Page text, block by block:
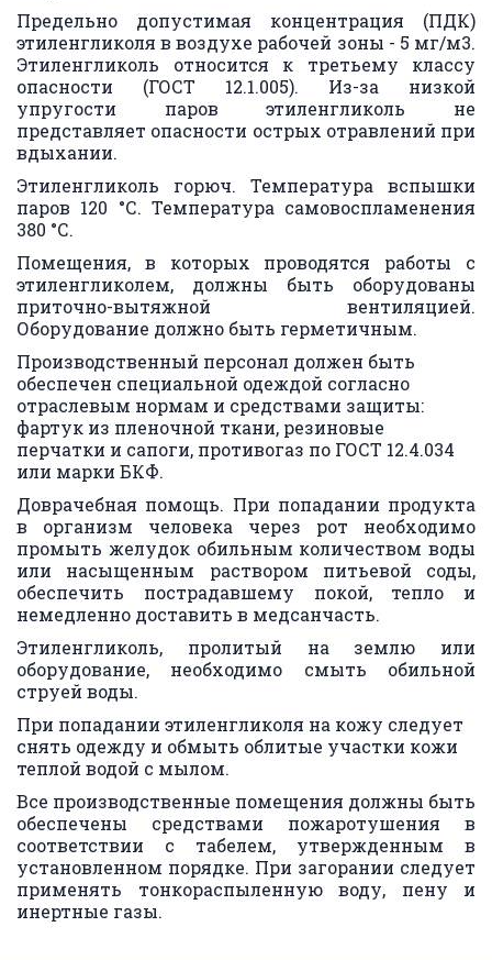
Предельно допустимая концентрация (ПДК)
этиленгликоля в воздухе рабочей зоны - 5 мг/м3.
Этиленгликоль относится к третьему классу
опасности (ГОСТ 12.1.005). Из-за низкой
упругости паров этиленгликоль не
представляет опасности острых отравлений при
вдыхании.
Этиленгликоль горюч. Температура вспышки
паров 120 °С. Температура самовоспламенения
380 °С.
Помещения, в которых проводятся работы с
этиленгликолем, должны быть оборудованы
приточно-вытяжной вентиляцией.
Оборудование должно быть герметичным.
Производственный персонал должен быть
обеспечен специальной одеждой согласно
отраслевым нормам и средствами защиты:
фартук из пленочной ткани, резиновые
перчатки и сапоги, противогаз по
или марки БКФ.
Доврачебная помощь. При попадании продукта
в организм человека через рот необходимо
промыть желудок обильным количеством воды
или насыщенным раствором питьевой соды,
обеспечить пострадавшему покой, тепло и
немедленно доставить в медсанчасть.
Этиленгликоль, пролитый на землю или
оборудование, необходимо смыть обильной
струей воды.
При попадании этиленгликоля на кожу следует
снять одежду и обмыть облитые участки кожи
теплой водой с мылом.
Все производственные помещения должны быть
обеспечены средствами пожаротушения в
соответствии с табелем, утвержденным в
установленном порядке. При загорании следует
применять тонкораспыленную воду, пену и
инертные газы.